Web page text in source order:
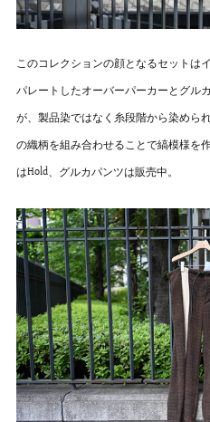
このコレクションの顔となるセットは
パレートしたオーバーパーカーとグル
が、製品染ではなく糸段階から染めら
の織柄を組み合わせることで縞模様を
はHold、グルカパンツは販売中。